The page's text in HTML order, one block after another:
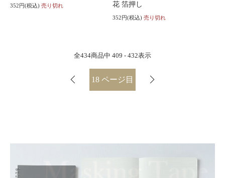
352円(税込) 売り切れ
花 箔押し
352円(税込) 売り切れ
全434商品中 409 - 432表示
18 ページ目